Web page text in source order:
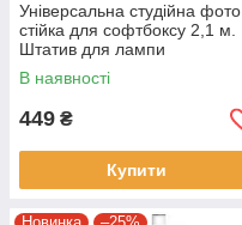
Універсальна студійна фото
стійка для софтбоксу 2,1 м.
Штатив для лампи
алюмінієвий Чорний
В наявності
449 ₴
Купити